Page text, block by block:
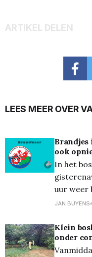
ARTIKEL DELEN
LEES MEER OVER
ook
In het
uur weer
vierkante
voorlopig
ervoor,
JAN BUYENS
Klein
onder